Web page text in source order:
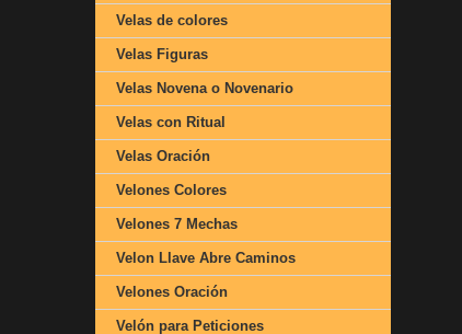
Velas de colores
Velas Figuras
Velas Novena o Novenario
Velas con Ritual
Velas Oración
Velones Colores
Velones 7 Mechas
Velon Llave Abre Caminos
Velones Oración
Velón para Peticiones